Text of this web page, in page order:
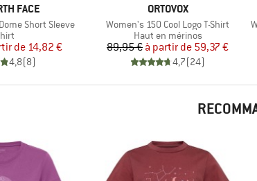
FACE
Short Sleeve
group
Prix
Prix réduit
de 14,82 €
4,8(8)
MARQUE
ORTOVOX
Article
Women's 150 Cool Logo T-Shirt
Product group
Haut en mérinos
Prix
89,95 € Prix réduit
à partir de 59,37 €
4,7(24)